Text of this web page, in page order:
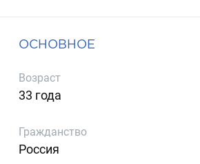
ОСНОВНОЕ
Возраст
33 года
Гражданство
Россия